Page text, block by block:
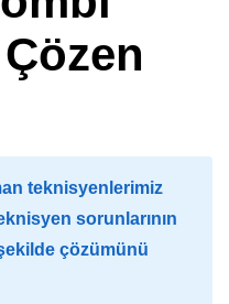
teknisyenlerimiz
sorunlarının
çözümünü